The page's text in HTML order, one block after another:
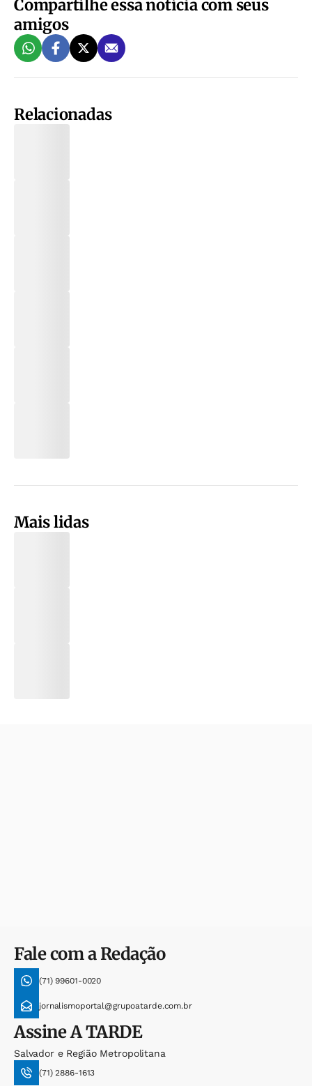
Compartilhe essa notícia com seus
amigos
Relacionadas
Mais lidas
Fale com a Redação
(71) 99601-0020
jornalismoportal@grupoatarde.com.br
AssineA TARDE
Salvador e Região Metropolitana
(71) 2886-1613